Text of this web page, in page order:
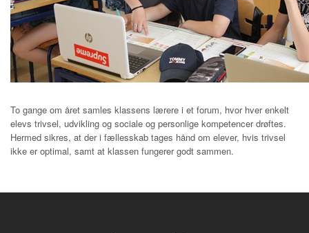
To gange om året samles klassens lærere i et forum, hvor hver enkelt
elevs trivsel, udvikling og sociale og personlige kompetencer drøftes.
Hermed sikres, at der i fællesskab tages hånd om elever, hvis trivsel
ikke er optimal, samt at klassen fungerer godt sammen.